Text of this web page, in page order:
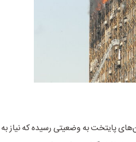
پایتخت به وضعیتی رسیده که نیاز به